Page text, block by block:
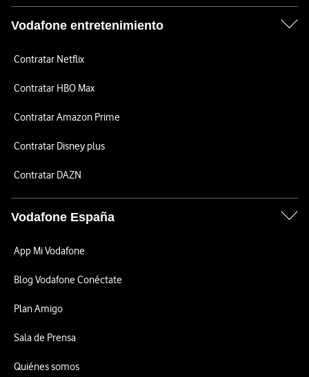
Vodafone entretenimiento
Contratar Netflix
Contratar HBO Max
Contratar Amazon Prime
Contratar Disney plus
Contratar DAZN
Vodafone España
App Mi Vodafone
Blog Vodafone Conéctate
Plan Amigo
Sala de Prensa
Quiénes somos